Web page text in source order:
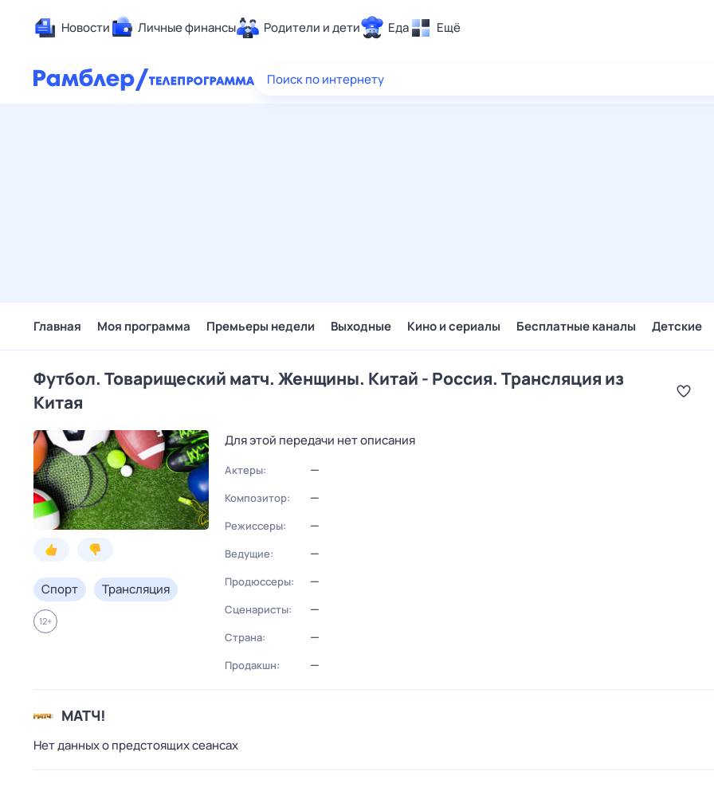
Новости Личные финансы Родители и дети Еда Ещё
Здоровье
Поиск по интернету
Главная Моя программа Премьеры недели Выходные Кино и сериалы Бесплатные каналы Детские
Футбол. Товарищеский матч. Женщины. Китай - Россия. Трансляция из
Китая
Спорт Трансляция
12+
Для этой передачи нет описания
Актеры: —
Композитор: —
Режиссеры: —
Ведущие: —
Продюссеры: —
Сценаристы: —
Страна: —
Продакшн: —
МАТЧ!
Нет данных о предстоящих сеансах